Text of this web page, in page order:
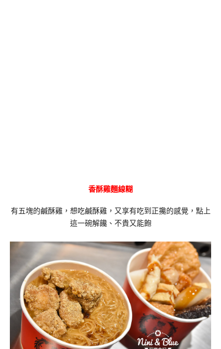
香酥雞麵線糊
有五塊的鹹酥雞，想吃鹹酥雞，又享有吃到正攙的感覺，點上
這一碗解饞、不貴又能飽